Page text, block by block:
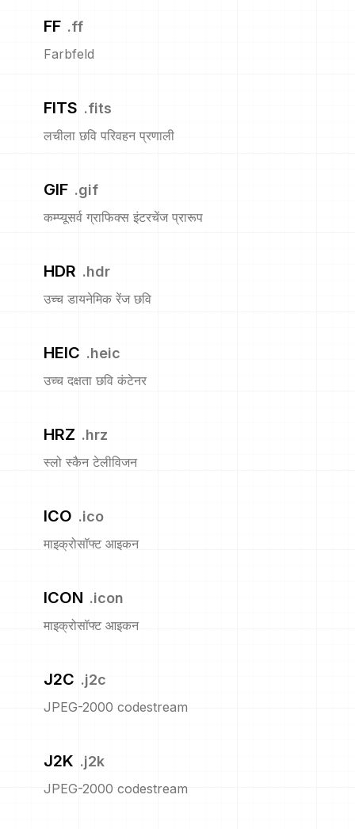
FF .ff
Farbfeld
FITS .fits
लचीला छवि परिवहन प्रणाली
GIF .gif
कम्प्यूसर्व ग्राफिक्स इंटरचेंज प्रारूप
HDR .hdr
उच्च डायनेमिक रेंज छवि
HEIC .heic
उच्च दक्षता छवि कंटेनर
HRZ .hrz
स्लो स्कैन टेलीविजन
ICO .ico
माइक्रोसॉफ्ट आइकन
ICON .icon
माइक्रोसॉफ्ट आइकन
J2C .j2c
JPEG-2000 codestream
J2K .j2k
JPEG-2000 codestream